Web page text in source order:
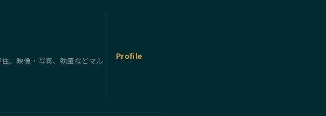
。映像・写真、執筆などマル
Profile